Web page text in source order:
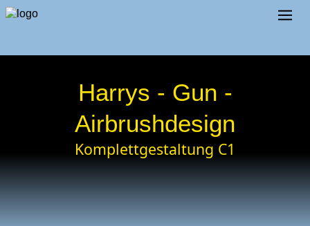
Harrys - Gun -
Airbrushdesign
Komplettgestaltung C1